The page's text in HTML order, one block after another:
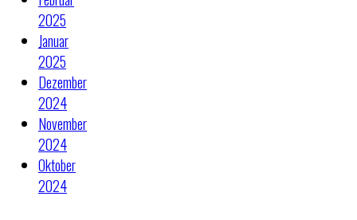
2025
Januar
2025
Dezember
2024
November
2024
Oktober
2024